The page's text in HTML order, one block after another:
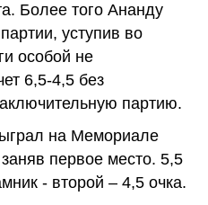
Более того Ананду
уступив во
особой не
6,5-4,5 без
партию.
на Мемориале
первое место. 5,5
- второй – 4,5 очка.